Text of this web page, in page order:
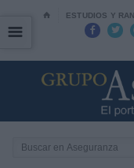
⌂ ESTUDIOS Y
 
☰
☰